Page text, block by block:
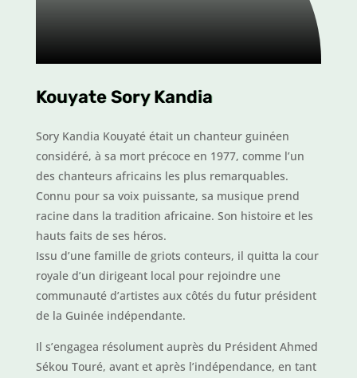
Kouyate Sory Kandia
Sory Kandia Kouyaté était un chanteur guinéen
considéré, à sa mort précoce en 1977, comme l’un
des chanteurs africains les plus remarquables.
Connu pour sa voix puissante, sa musique prend
racine dans la tradition africaine. Son histoire et les
hauts faits de ses héros.
Issu d’une famille de griots conteurs, il quitta la cour
royale d’un dirigeant local pour rejoindre une
communauté d’artistes aux côtés du futur président
de la Guinée indépendante.
Il s’engagea résolument auprès du Président Ahmed
Sékou Touré, avant et après l’indépendance, en tant